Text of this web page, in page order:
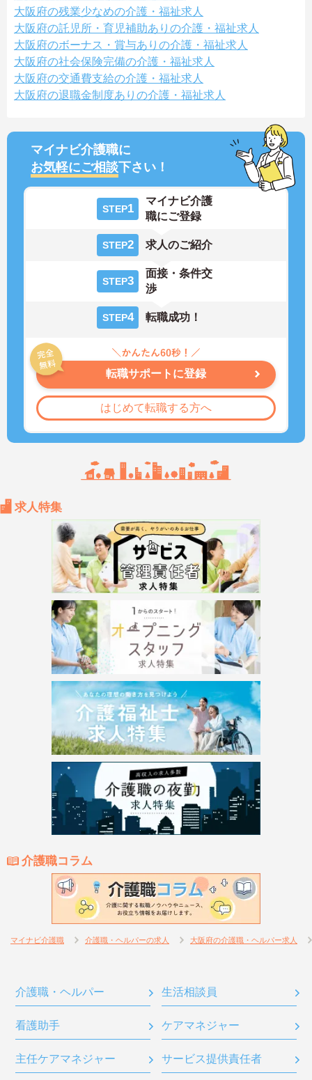
大阪府の残業少なめの介護・福祉求人
大阪府の託児所・育児補助ありの介護・福祉求人
大阪府のボーナス・賞与ありの介護・福祉求人
大阪府の社会保険完備の介護・福祉求人
大阪府の交通費支給の介護・福祉求人
大阪府の退職金制度ありの介護・福祉求人
マイナビ介護職に
お気軽にご相談下さい！
STEP1
マイナビ介護
職にご登録
STEP2 求人のご紹介
STEP3
面接・条件交
渉
STEP4 転職成功！
転職サポートに登録
はじめて転職する方へ
求人特集
介護職コラム
マイナビ介護職 介護職・ヘルパーの求人 大阪府の介護職・ヘルパー求人
介護職・ヘルパー 生活相談員
看護助手 ケアマネジャー
主任ケアマネジャー サービス提供責任者